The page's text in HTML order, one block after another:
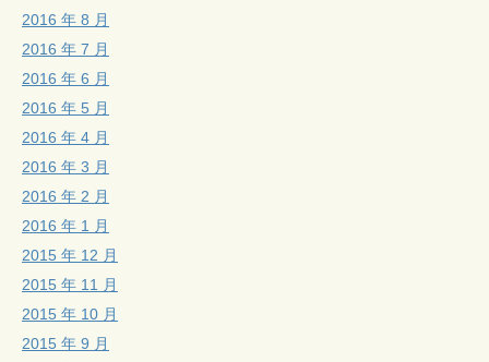
2016 年 8 月
2016 年 7 月
2016 年 6 月
2016 年 5 月
2016 年 4 月
2016 年 3 月
2016 年 2 月
2016 年 1 月
2015 年 12 月
2015 年 11 月
2015 年 10 月
2015 年 9 月